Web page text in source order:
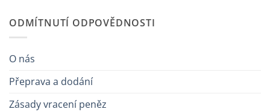
ODMÍTNUTÍ ODPOVĚDNOSTI
O nás
Přeprava a dodání
Zásady vracení peněz